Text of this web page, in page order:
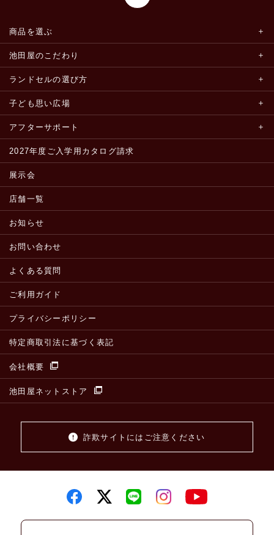
商品を選ぶ
池田屋のこだわり
ランドセルの選び方
子ども思い広場
アフターサポート
2027年度ご入学用カタログ請求
展示会
店舗一覧
お知らせ
お問い合わせ
よくある質問
ご利用ガイド
プライバシーポリシー
特定商取引法に基づく表記
会社概要
池田屋ネットストア
詐欺サイトにはご注意ください